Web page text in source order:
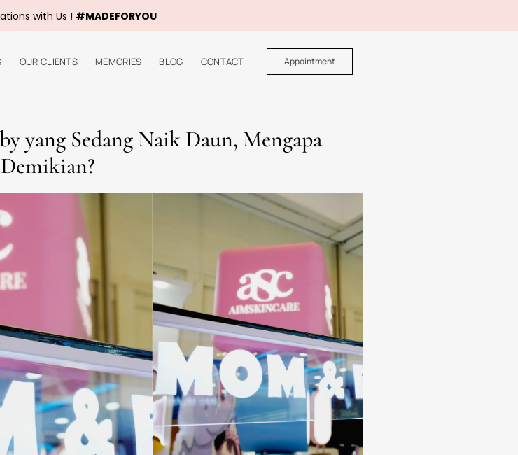
OUR CLIENTS MEMORIES BLOG CONTACT Appointment
khusus untuk memenuhi kebutuhan ibu dan bayi. Dalam beberapa tahun
produk bayi, yang menawarkan fleksibilitas bagi para pengusaha dan merek
proses produksi secara langsung. Dengan pendekatan maklon, produsen
menjamin bahwa produk yang dihasilkan memenuhi standar keselamatan
produk yang ingin memasuki pasar mom and baby.
termasuk dukungan pendidikan untuk orang tua pertama kali dan program
akan informasi yang relevan dan akses kepada produk berkualitas
peningkatan penjualan produk, tetapi juga menciptakan ekosistem yang
didorong oleh kesadaran akan kesehatan dan kesejahteraan. Banyak
untuk memastikan bahwa mereka memberikan yang terbaik bagi bayi mereka,
lainnya.
Produk Mom and Baby
kategori maklom mom and baby care, dapat dikaitkan dengan beberapa
orang tua mengenai pentingnya kesehatan dan keselamatan anak
keamanan dan kesehatan yang tinggi semakin dicari, sehingga mendorong
pada peningkatan peminat. Orang tua kini lebih memperhatikan dampak
memilih barang-barang yang terbuat dari bahan alami atau organik tidak
lingkungan. Maklon mom and baby care menyediakan berbagai produk yang